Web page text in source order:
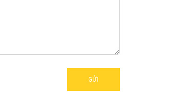
GỬI